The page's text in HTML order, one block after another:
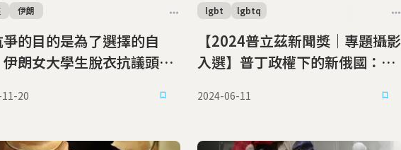
爭的目的是為了選擇的自
伊朗女大學生脫衣抗議頭巾
伊朗
20
【2024普立茲新聞獎｜專題攝影
入選】普丁政權下的新俄國：新
lgbt lgbtq
2024-06-11